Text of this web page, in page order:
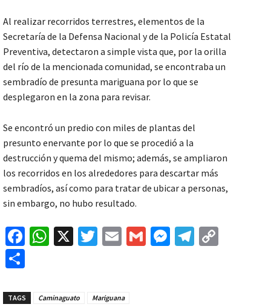
Al realizar recorridos terrestres, elementos de la
Secretaría de la Defensa Nacional y de la Policía Estatal
Preventiva, detectaron a simple vista que, por la orilla
del río de la mencionada comunidad, se encontraba un
sembradío de presunta mariguana por lo que se
desplegaron en la zona para revisar.
Se encontró un predio con miles de plantas del
presunto enervante por lo que se procedió a la
destrucción y quema del mismo; además, se ampliaron
los recorridos en los alrededores para descartar más
sembradíos, así como para tratar de ubicar a personas,
sin embargo, no hubo resultado.
Fa
o
W
sA
X
T
er
E
l
G
M Te
m
TAGS Caminaguato Mariguana